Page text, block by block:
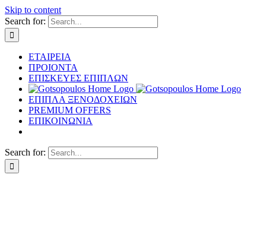
Skip to content
Search for:
ΕΤΑΙΡΕΙΑ
ΠΡΟΙΟΝΤΑ
ΕΠΙΣΚΕΥΕΣ ΕΠΙΠΛΩΝ
ΕΠΙΠΛΑ ΞΕΝΟΔΟΧΕΙΩΝ
PREMIUM OFFERS
ΕΠΙΚΟΙΝΩΝΙΑ
Search for: